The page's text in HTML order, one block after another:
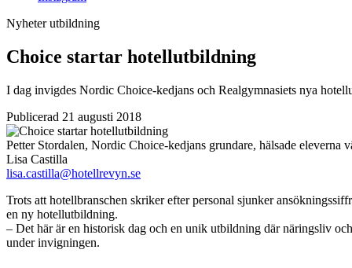
Nyheterutbildning
Choice startar hotellutbildning
I dag invigdes Nordic Choice-kedjans och Realgymnasiets nya
Publicerad 21 augusti 2018
Petter Stordalen, Nordic Choice-kedjans grundare, hälsade eleverna
Lisa Castilla
lisa.castilla@hotellrevyn.se
Trots att hotellbranschen skriker efter personal sjunker
en ny hotellutbildning.
– Det här är en historisk dag och en unik utbildning där näringsliv
under invigningen.